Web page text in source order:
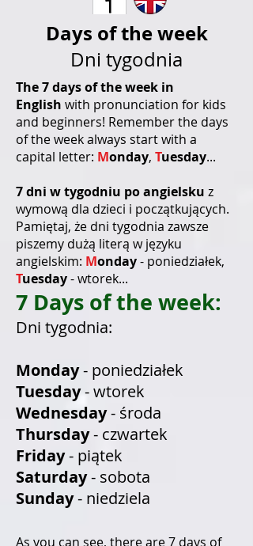
Days of the week
Dni tygodnia
The 7 days of the week in
English with pronunciation for kids
and beginners! Remember the days
of the week always start with a
capital letter: Monday, Tuesday...
7 dni w tygodniu po angielsku z
wymową dla dzieci i początkujących.
Pamiętaj, że dni tygodnia zawsze
piszemy dużą literą w języku
angielskim: Monday- poniedziałek,
Tuesday- wtorek...
7 Days of the week:
Dni tygodnia:
Monday- poniedziałek
Tuesday- wtorek
Wednesday- środa
Thursday- czwartek
Friday- piątek
Saturday- sobota
Sunday- niedziela
As you can see, there are 7 days of